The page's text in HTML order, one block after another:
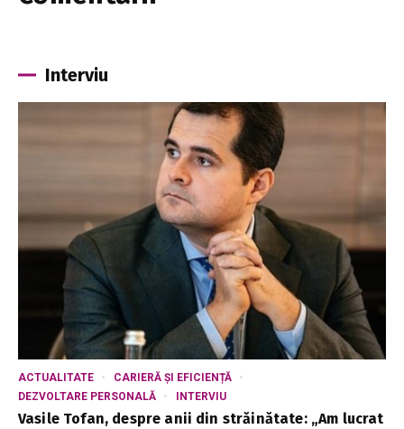
Interviu
ACTUALITATE
CARIERĂ ȘI EFICIENȚĂ
DEZVOLTARE PERSONALĂ
INTERVIU
Vasile Tofan, despre anii din străinătate: „Am lucrat